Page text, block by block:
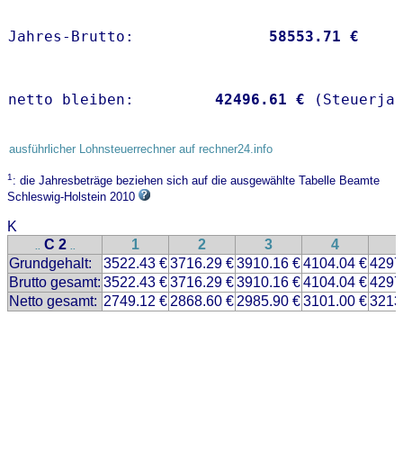
Jahres-Brutto: 58553.71 €
netto bleiben: 42496.61 €
ausführlicher Lohnsteuerrechner auf rechner24.info
1: die Jahresbeträge beziehen sich auf die ausgewählte Tabelle Beamte
Schleswig-Holstein 2010
K
.. C 2 .. 1 2 3 4
Grundgehalt:
3522.43 €3716.29 €3910.16 €4104.04 €
Brutto gesamt: 3522.43 €3716.29 €3910.16 €4104.04 €
Netto gesamt: 2749.12 € 2868.60 € 2985.90 €3101.00 €